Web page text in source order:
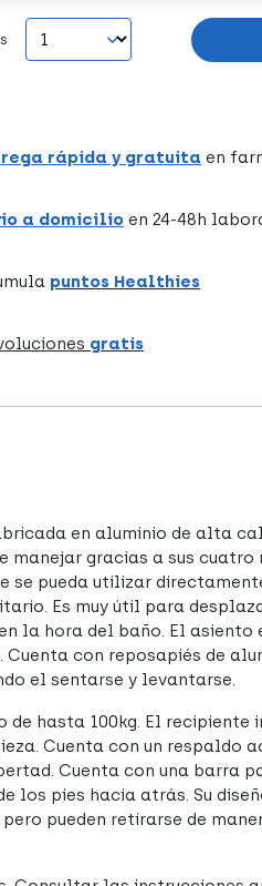
rápida y gratuita en
a domicilio en 24-48h
puntos Healthies
gratis
en aluminio de alta
gracias a sus cuatro
se pueda utilizar
Es muy útil para
la hora del baño. El asiento
con reposapiés de
el sentarse y levantarse.
hasta 100kg. El recipiente
Cuenta con un respaldo
Cuenta con una barra
los pies hacia atrás. Su
pueden retirarse de